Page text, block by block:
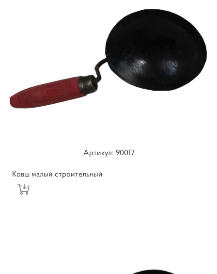
Артикул: ​90017
Ковш малый строительный